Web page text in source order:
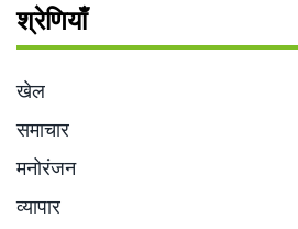
श्रेणियाँ
खेल
समाचार
मनोरंजन
व्यापार